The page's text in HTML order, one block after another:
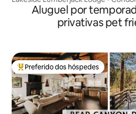
*Piscina/Jacuzzi*
Aluguel por
privativas pet
Entre os melhores preferidos dos
Preferido dos hóspedes